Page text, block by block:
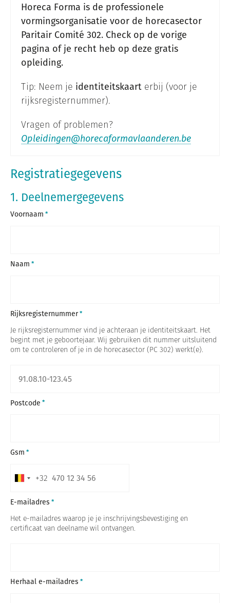
Horeca Forma is de professionele
vormingsorganisatie voor de horecasector
Paritair Comité 302. Check op de vorige
pagina of je recht heb op deze gratis
opleiding.
Tip: Neem je identiteitskaart erbij (voor je
rijksregisternummer).
Vragen of problemen?
Opleidingen@horecaformavlaanderen.be
Registratiegegevens
1. Deelnemergegevens
Voornaam
Naam
Rijksregisternummer
Je rijksregisternummer vind je achteraan je identiteitskaart. Het
begint met je geboortejaar. Wij gebruiken dit nummer uitsluitend
om te controleren of je in de horecasector (PC 302) werkt(e).
Postcode
Gsm
B
g
+
+32
E-mailadres
Het e-mailadres waarop je je inschrijvingsbevestiging en
certificaat van deelname wil ontvangen.
Herhaal e-mailadres